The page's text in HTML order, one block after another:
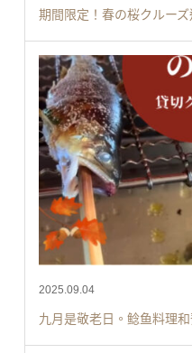
期間限定！春の桜クルーズ
2025.09.04
九月是敬老日。鲶鱼料理